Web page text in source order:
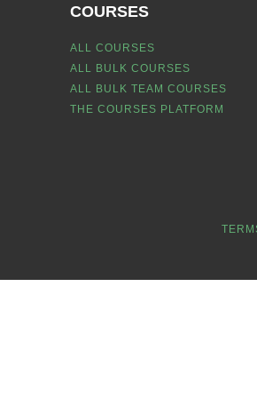
COURSES
ALL COURSES
ALL BULK COURSES
ALL BULK TEAM COURSES
THE COURSES PLATFORM